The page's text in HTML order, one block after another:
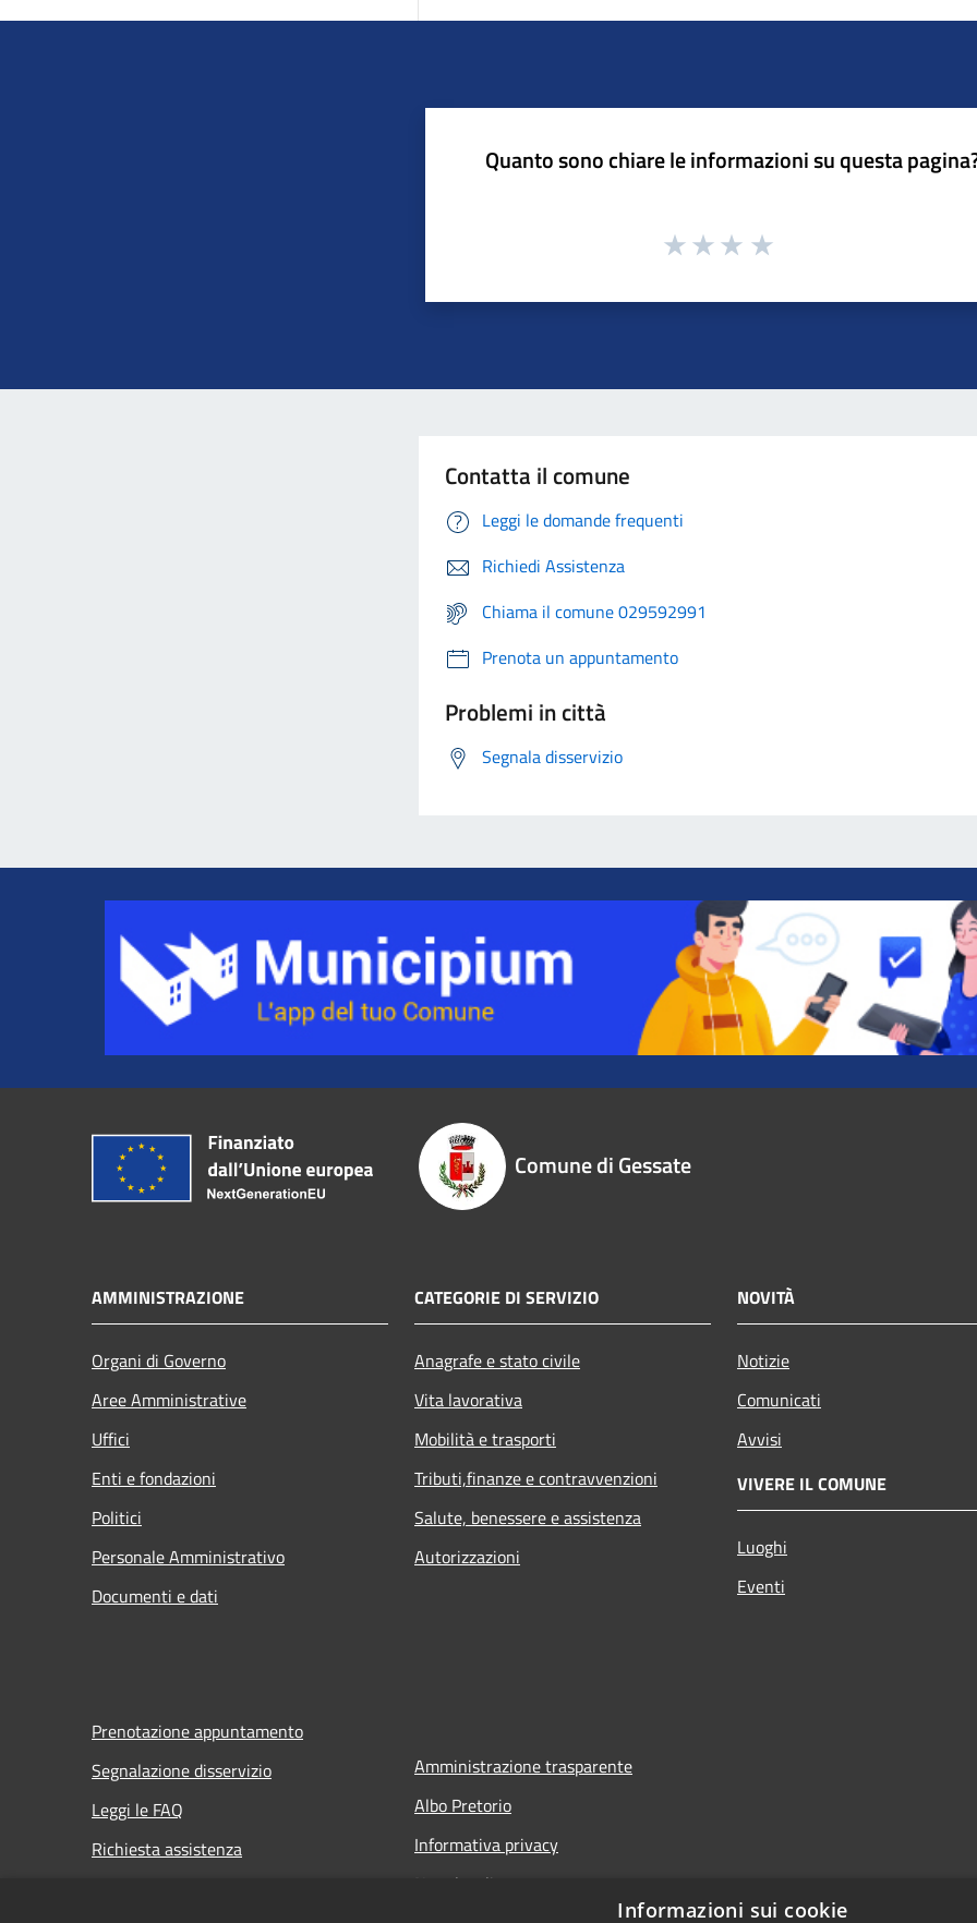
Quanto sono chiare le informazioni su questa
Contatta il comune
Leggi le domande frequenti
Richiedi Assistenza
Chiama il comune 029592991
Prenota un appuntamento
Problemi in città
Segnala disservizio
Comune di Gessate
AMMINISTRAZIONE
Organi di Governo
Aree Amministrative
Uffici
Enti e fondazioni
Politici
Personale Amministrativo
Documenti e dati
CATEGORIE DI SERVIZIO
Anagrafe e stato civile
Vita lavorativa
Mobilità e trasporti
Tributi,finanze e contravvenzioni
Salute, benessere e assistenza
Autorizzazioni
NOVITÀ
Notizie
Comunicati
Avvisi
VIVERE IL COMUNE
Luoghi
Eventi
Prenotazione appuntamento
Segnalazione disservizio
Leggi le FAQ
Richiesta assistenza
Amministrazione trasparente
Albo Pretorio
Informativa privacy
Note legali
Informazioni sui cookie